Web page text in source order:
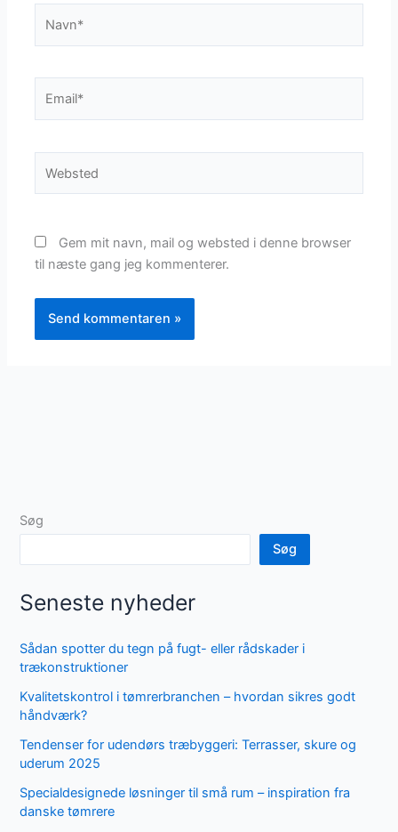
Gem mit navn, mail og websted i denne browser
til næste gang jeg kommenterer.
Søg
Søg
Seneste nyheder
Sådan spotter du tegn på fugt- eller rådskader i
trækonstruktioner
Kvalitetskontrol i tømrerbranchen – hvordan sikres godt
håndværk?
Tendenser for udendørs træbyggeri: Terrasser, skure og
uderum 2025
Specialdesignede løsninger til små rum – inspiration fra
danske tømrere